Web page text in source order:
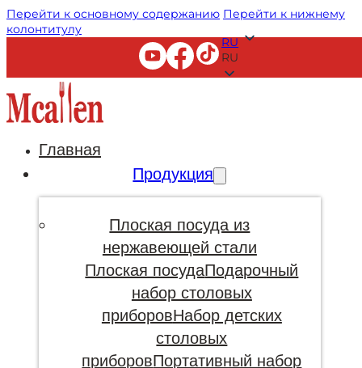
Перейти к основному содержанию Перейти к нижнему
колонтитулу
RU
RU
Главная
Продукция
Плоская посуда из
нержавеющей стали
Плоская посудаПодарочный
набор столовых
приборовНабор детских
столовых
приборовПортативный набор